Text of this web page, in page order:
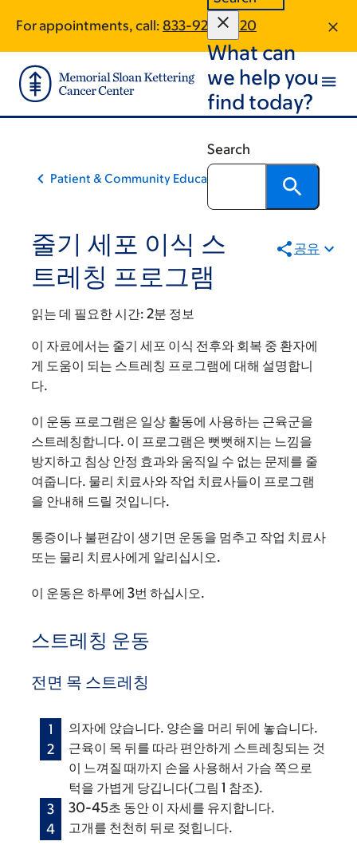
main
content
footer
For appointments, call: 833-922-0620
What can
we help you
find today?
Search
Patient & Community Education
줄기 세포 이식 스
트레칭 프로그램
공유
읽는 데 필요한 시간: 2분 정보
이 자료에서는 줄기 세포 이식 전후와 회복 중 환자에
게 도움이 되는 스트레칭 프로그램에 대해 설명합니
다.
이 운동 프로그램은 일상 활동에 사용하는 근육군을
스트레칭합니다. 이 프로그램은 뻣뻣해지는 느낌을
방지하고 침상 안정 효과와 움직일 수 없는 문제를 줄
여줍니다. 물리 치료사와 작업 치료사들이 프로그램
을 안내해 드릴 것입니다.
통증이나 불편감이 생기면 운동을 멈추고 작업 치료사
또는 물리 치료사에게 알리십시오.
이 운동은 하루에 3번 하십시오.
스트레칭 운동
전면 목 스트레칭
의자에 앉습니다. 양손을 머리 뒤에 놓습니다.
근육이 목 뒤를 따라 편안하게 스트레칭되는 것
이 느껴질 때까지 손을 사용해서 가슴 쪽으로
턱을 가볍게 당깁니다(그림 1 참조).
30-45초 동안 이 자세를 유지합니다.
고개를 천천히 뒤로 젖힙니다.